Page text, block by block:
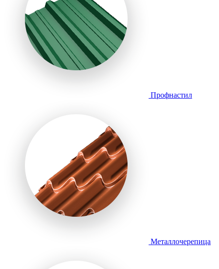
Профнастил
Металлочерепица